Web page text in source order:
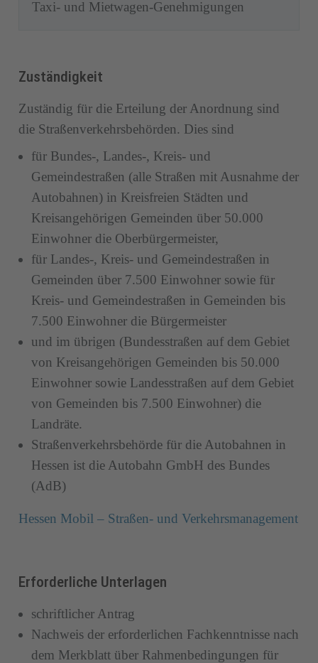
Taxi- und Mietwagen-Genehmigungen
Zuständigkeit
Zuständig für die Erteilung der Anordnung sind
die Straßenverkehrsbehörden. Dies sind
für Bundes-, Landes-, Kreis- und
Gemeindestraßen (alle Straßen mit Ausnahme der
Autobahnen) in Kreisfreien Städten und
Kreisangehörigen Gemeinden über 50.000
Einwohner die Oberbürgermeister,
für Landes-, Kreis- und Gemeindestraßen in
Gemeinden über 7.500 Einwohner sowie für
Kreis- und Gemeindestraßen in Gemeinden bis
7.500 Einwohner die Bürgermeister
und im übrigen (Bundesstraßen auf dem Gebiet
von Kreisangehörigen Gemeinden bis 50.000
Einwohner sowie Landesstraßen auf dem Gebiet
von Gemeinden bis 7.500 Einwohner) die
Landräte.
Straßenverkehrsbehörde für die Autobahnen in
Hessen ist die Autobahn GmbH des Bundes
(AdB)
Hessen Mobil – Straßen- und Verkehrsmanagement
Erforderliche Unterlagen
schriftlicher Antrag
Nachweis der erforderlichen Fachkenntnisse nach
dem Merkblatt über Rahmenbedingungen für